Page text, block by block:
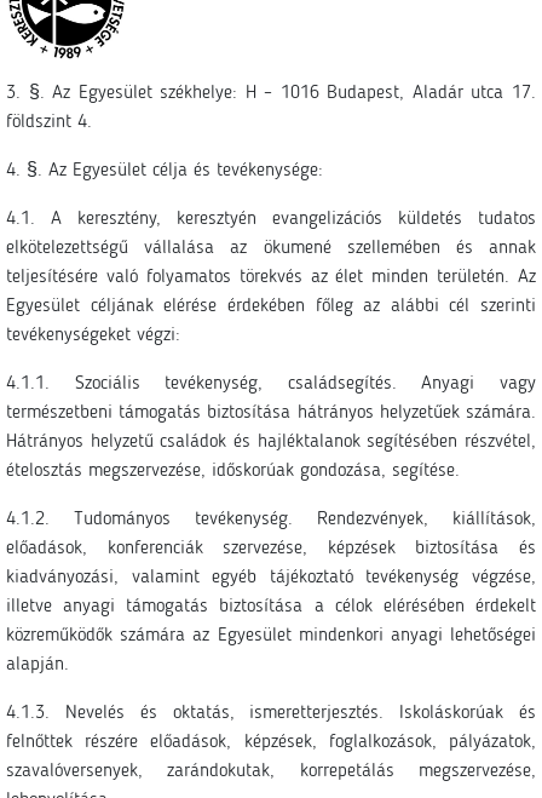
3. §. Az Egyesület székhelye: H – 1016 Budapest, Aladár utca 17.
földszint 4.
4. §. Az Egyesület célja és tevékenysége:
4.1. A keresztény, keresztyén evangelizációs küldetés tudatos
elkötelezettségű vállalása az ökumené szellemében és annak
teljesítésére való folyamatos törekvés az élet minden területén. Az
Egyesület céljának elérése érdekében főleg az alábbi cél szerinti
tevékenységeket végzi:
4.1.1. Szociális tevékenység, családsegítés. Anyagi vagy
természetbeni támogatás biztosítása hátrányos helyzetűek számára.
Hátrányos helyzetű családok és hajléktalanok segítésében részvétel,
ételosztás megszervezése, időskorúak gondozása, segítése.
4.1.2. Tudományos tevékenység. Rendezvények, kiállítások,
előadások, konferenciák szervezése, képzések biztosítása és
kiadványozási, valamint egyéb tájékoztató tevékenység végzése,
illetve anyagi támogatás biztosítása a célok elérésében érdekelt
közreműködők számára az Egyesület mindenkori anyagi lehetőségei
alapján.
4.1.3. Nevelés és oktatás, ismeretterjesztés. Iskoláskorúak és
felnőttek részére előadások, képzések, foglalkozások, pályázatok,
szavalóversenyek, zarándokutak, korrepetálás megszervezése,